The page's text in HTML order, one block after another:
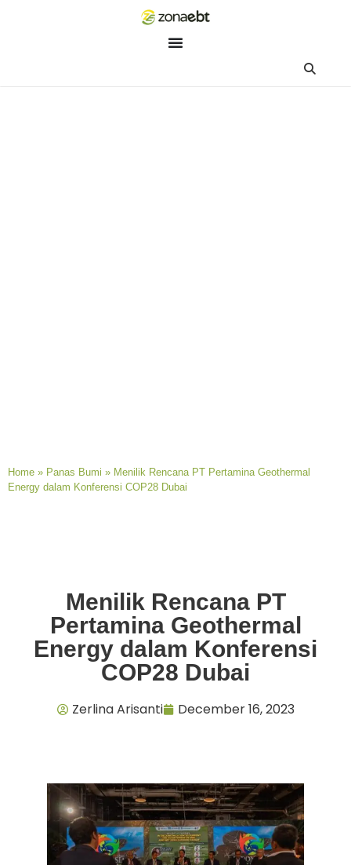
Home » Panas Bumi » Menilik Rencana PT Pertamina Geothermal
Energy dalam Konferensi COP28 Dubai
Menilik Rencana PT
Pertamina Geothermal
Energy dalam Konferensi
COP28 Dubai
Zerlina Arisanti December 16, 2023